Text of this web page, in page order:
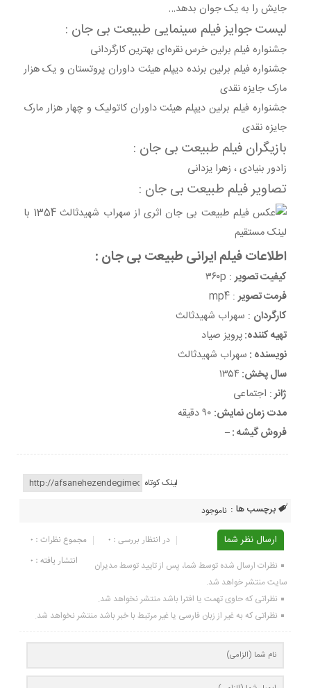
جایش را به یک جوان بدهد…
لیست جوایز فیلم سینمایی طبیعت بی جان :
جشنواره فیلم برلین خرس نقره‌ای بهترین کارگردانی
جشنواره فیلم برلین برنده دیپلم هیئت داوران پروتستان و یک هزار
مارک جایزه نقدی
جشنواره فیلم برلین دیپلم هیئت داوران کاتولیک و چهار هزار مارک
جایزه نقدی
بازیگران فیلم طبیعت بی جان :
زادور بنیادی ، زهرا یزدانی
تصاویر فیلم طبیعت بی جان :
اطلاعات فیلم ایرانی طبیعت بی جان :
کیفیت تصویر: ۳۶۰p
فرمت تصویر: mp4
کارگردان : سهراب شهیدثالث
تهیه کننده:پرویز صیاد
نویسنده : سهراب شهیدثالث
سال پخش: ۱۳۵۴
ژانر: اجتماعی
مدت زمان نمایش:
فروش گیشه : –
لینک کوتاه
برچسب ها : ناموجود
ارسال نظر شما مجموع نظرات : 0
در انتظار بررسی : 0
انتشار یافته : ۰
نظرات ارسال شده توسط شما، پس از تایید توسط مدیران
سایت منتشر خواهد شد.
نظراتی که حاوی تهمت یا افترا باشد منتشر نخواهد شد.
نظراتی که به غیر از زبان فارسی یا غیر مرتبط با خبر باشد منتشر نخواهد شد.